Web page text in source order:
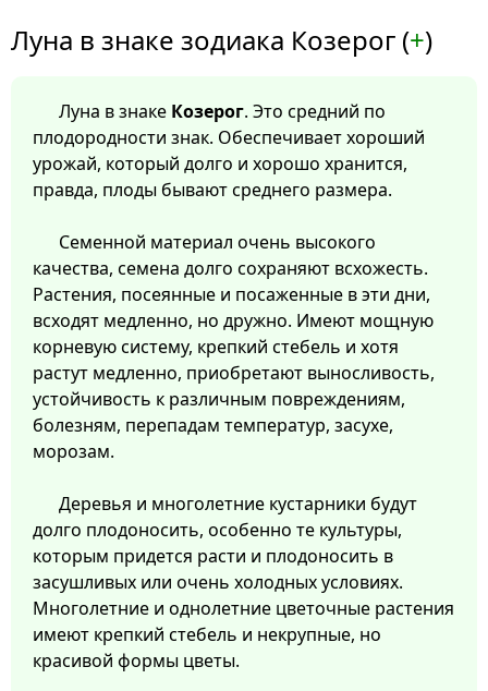
Луна в знаке зодиака Козерог (+)
Луна в знаке Козерог. Это средний по
плодородности знак. Обеспечивает хороший
урожай, который долго и хорошо хранится,
правда, плоды бывают среднего размера.
Семенной материал очень высокого
качества, семена долго сохраняют всхожесть.
Растения, посеянные и посаженные в эти дни,
всходят медленно, но дружно. Имеют мощную
корневую систему, крепкий стебель и хотя
растут медленно, приобретают выносливость,
устойчивость к различным повреждениям,
болезням, перепадам температур, засухе,
морозам.
Деревья и многолетние кустарники будут
долго плодоносить, особенно те культуры,
которым придется расти и плодоносить в
засушливых или очень холодных условиях.
Многолетние и однолетние цветочные растения
имеют крепкий стебель и некрупные, но
красивой формы цветы.